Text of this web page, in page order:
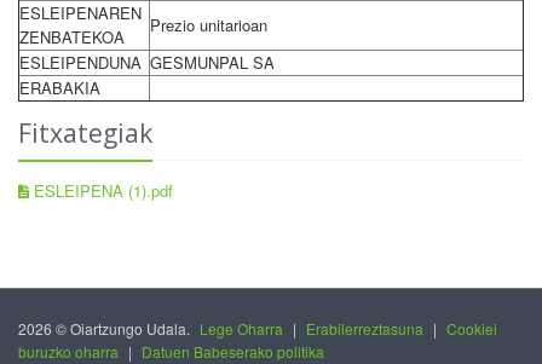
ESLEIPENAREN
ZENBATEKOA
Prezio unitarioan
ESLEIPENDUNA GESMUNPAL SA
ERABAKIA
Fitxategiak
ESLEIPENA (1).pdf
2026 © Oiartzungo Udala. Lege Oharra | Erabilerreztasuna | Cookiei
buruzko oharra | Datuen Babeserako politika